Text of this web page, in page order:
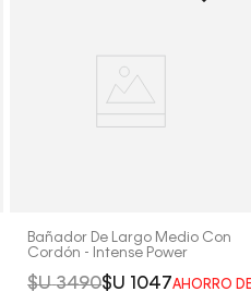
70%
Bañador De Largo Medio Con
Cordón - Intense Power
$U 3490$U 1047AHORRO